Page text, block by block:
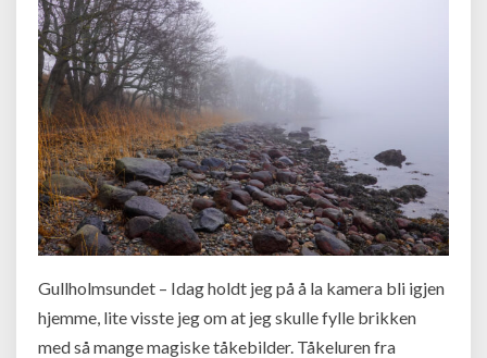
Gullholmsundet – Idag holdt jeg på å la kamera bli igjen
hjemme, lite visste jeg om at jeg skulle fylle brikken
med så mange magiske tåkebilder. Tåkeluren fra